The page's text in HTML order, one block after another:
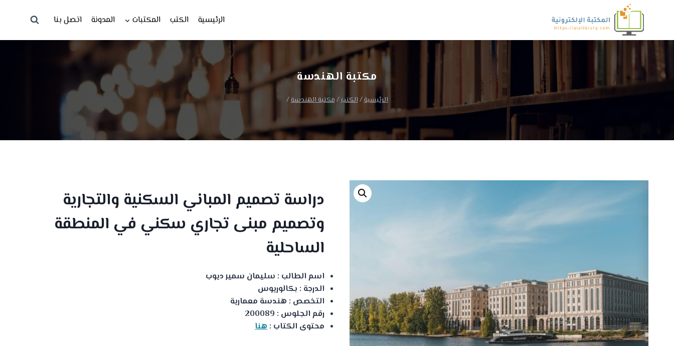
الرئيسية الكتب المكتبات المدونة اتصل بنا
مكتبة الهندسة
الرئيسية/الكتب/مكتبة الهندسة/
دراسة تصميم المباني السكنية والتجارية
وتصميم مبنى تجاري سكني في المنطقة
الساحلية
اسم الطالب : سليمان سمير ديوب
الدرجة : بكالوريوس
التخصص : هندسة معمارية
رقم الجلوس : 200089
محتوى الكتاب :هنا